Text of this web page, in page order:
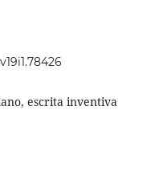
escrita inventiva